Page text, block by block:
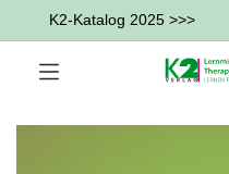
K2-Katalog 2025 >>>